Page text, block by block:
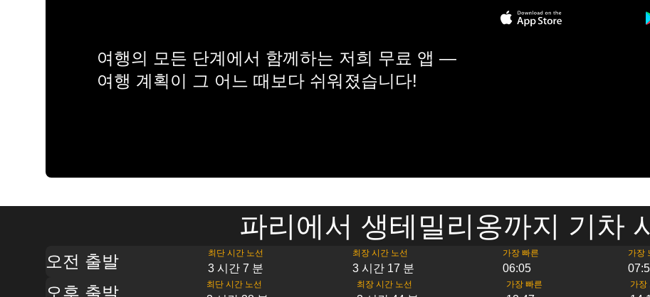
여행의 모든 단계에서 함께하는 저희 무료 앱 —
여행 계획이 그 어느 때보다 쉬워졌습니다!
파리에서 생테밀리옹까지 기차
오전 출발 최단 시간 노선
3 시간 7 분
최장 시간 노선
3 시간 17 분
가장 빠른
06:05
가장
오후 출발 최단 시간 노선 최장 시간 노선 가장 빠른 가장